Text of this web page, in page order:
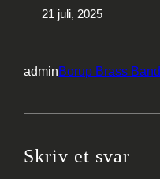
21 juli, 2025
adminBorup Brass Band
Skriv et svar